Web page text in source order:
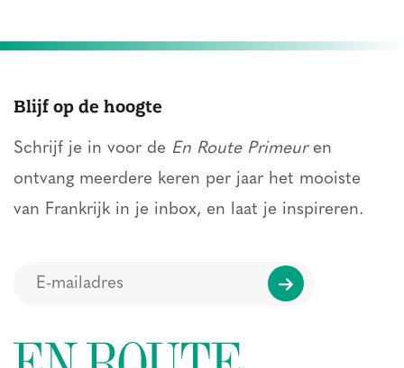
Blijf op de hoogte
Schrijf je in voor de En Route Primeuren
ontvang meerdere keren per jaar het mooiste
van Frankrijk in je inbox, en laat je inspireren.